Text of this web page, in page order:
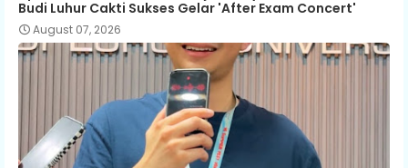
Budi Luhur Cakti Sukses Gelar 'After Exam Concert'
August 07, 2026